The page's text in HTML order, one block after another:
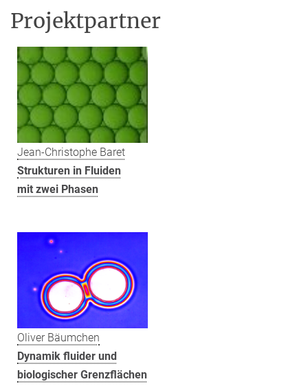
Projektpartner
Jean-Christophe Baret
Strukturen in Fluiden
mit zwei Phasen
Oliver Bäumchen
Dynamik fluider und
biologischer Grenzflächen